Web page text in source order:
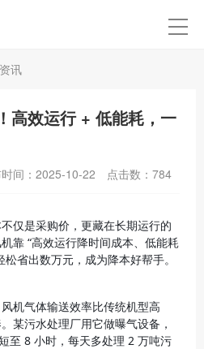
讯
高效运行 + 低能耗，一
间：2025-10-22 点击数： 784
仅是采购价，更藏在长期运行的
靠 “高效运行降时间成本、低能耗
省出数万元，成为降本好帮手。
机气体输送效率比传统机型高
某污水处理厂用它做曝气设备，
至 8 小时，每天多处理 2 万吨污